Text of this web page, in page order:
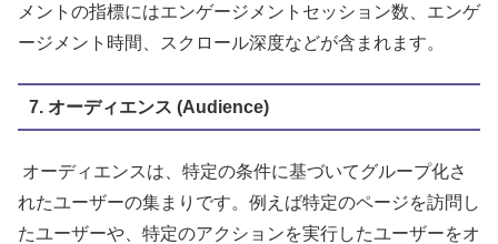
メントの指標にはエンゲージメントセッション数、エンゲ
ージメント時間、スクロール深度などが含まれます。
7. オーディエンス (Audience)
オーディエンスは、特定の条件に基づいてグループ化さ
れたユーザーの集まりです。例えば特定のページを訪問し
たユーザーや、特定のアクションを実行したユーザーをオ